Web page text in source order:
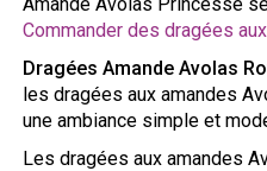
Commander des dragées
Dragées Amande Avolas
les dragées aux amandes
une ambiance simple et
Les dragées aux amandes